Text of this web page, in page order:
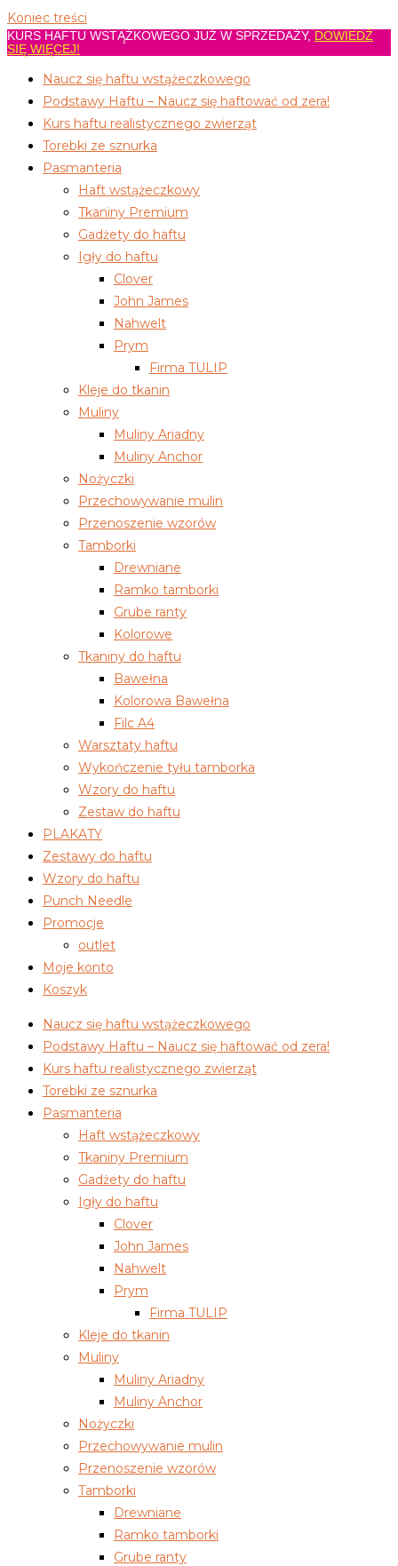
Koniec treści
KURS HAFTU WSTĄŻKOWEGO JUŻ W SPRZEDAŻY, DOWIEDŹ
SIĘ WIĘCEJ!
Naucz się haftu wstążeczkowego
Podstawy Haftu – Naucz się haftować od zera!
Kurs haftu realistycznego zwierząt
Torebki ze sznurka
Pasmanteria
Haft wstążeczkowy
Tkaniny Premium
Gadżety do haftu
Igły do haftu
Clover
John James
Nahwelt
Prym
Firma TULIP
Kleje do tkanin
Muliny
Muliny Ariadny
Muliny Anchor
Nożyczki
Przechowywanie mulin
Przenoszenie wzorów
Tamborki
Drewniane
Ramko tamborki
Grube ranty
Kolorowe
Tkaniny do haftu
Bawełna
Kolorowa Bawełna
Filc A4
Warsztaty haftu
Wykończenie tyłu tamborka
Wzory do haftu
Zestaw do haftu
PLAKATY
Zestawy do haftu
Wzory do haftu
Punch Needle
Promocje
outlet
Moje konto
Koszyk
Naucz się haftu wstążeczkowego
Podstawy Haftu – Naucz się haftować od zera!
Kurs haftu realistycznego zwierząt
Torebki ze sznurka
Pasmanteria
Haft wstążeczkowy
Tkaniny Premium
Gadżety do haftu
Igły do haftu
Clover
John James
Nahwelt
Prym
Firma TULIP
Kleje do tkanin
Muliny
Muliny Ariadny
Muliny Anchor
Nożyczki
Przechowywanie mulin
Przenoszenie wzorów
Tamborki
Drewniane
Ramko tamborki
Grube ranty